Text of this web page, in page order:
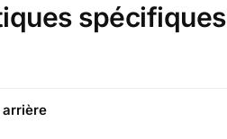
spécifiques
arrière